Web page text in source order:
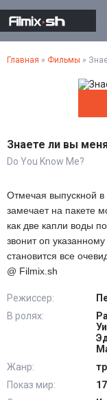
Главная » Фильмы »
Знаете ли вы
Do You Know Me?
Отмечая выпускной
замечает на пакете
как две капли воды
звонит оп
становится все
@ Filmix.sh
Режиссер:
В ролях:
Жанр:
Показ мир: